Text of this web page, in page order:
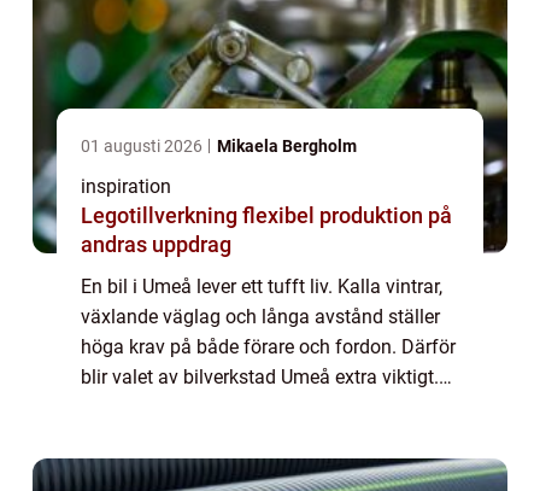
01 augusti 2026 Mikaela Bergholm
inspiration
Legotillverkning flexibel produktion på
andras uppdrag
En bil i Umeå lever ett tufft liv. Kalla vintrar,
växlande väglag och långa avstånd ställer
höga krav på både förare och fordon. Därför
blir valet av bilverkstad Umeå extra viktigt.